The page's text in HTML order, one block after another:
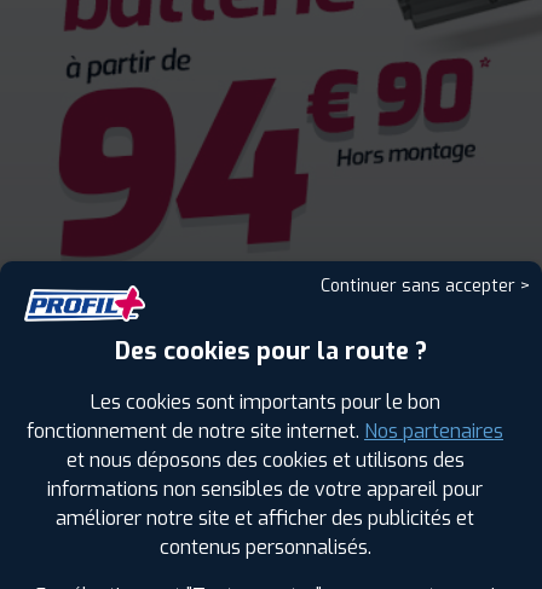
ENCORE PLUS D'AVANTAGES
Continuer sans accepter >
Des cookies pour la route ?
Les cookies sont importants pour le bon
fonctionnement de notre site internet. Nos partenaires
et nous déposons des cookies et utilisons des
informations non sensibles de votre appareil pour
améliorer notre site et afficher des publicités et
contenus personnalisés.